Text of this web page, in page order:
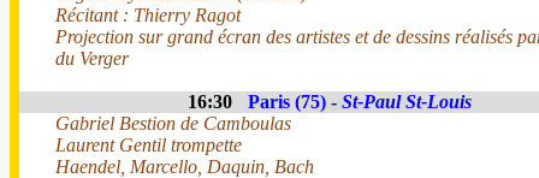
Récitant : Thierry Ragot
Projection sur grand écran des artistes et de dessins réalisés
du Verger
16:30 Paris (75) - St-Paul St-Louis
Gabriel Bestion de Camboulas
Laurent Gentil trompette
Haendel, Marcello, Daquin, Bach